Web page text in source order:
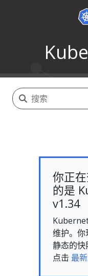
你正
的是
v1.34
维护。你
静态的快
点击 最新